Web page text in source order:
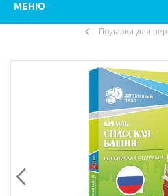
МЕНЮ
Подарки для